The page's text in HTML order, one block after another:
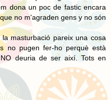
dona un poc de fastic encara
no m'agraden gens y no són
masturbació pareix una cosa
no pugen fer-ho perquè està
deuria de ser així. Tots en